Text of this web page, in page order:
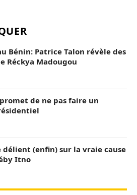
Bénin: Patrice Talon révèle des
Réckya Madougou
de ne pas faire un
délient (enfin) sur la vraie cause
Itno